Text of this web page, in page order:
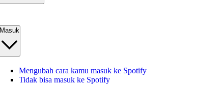
Masuk
Mengubah cara kamu masuk ke Spotify
Tidak bisa masuk ke Spotify